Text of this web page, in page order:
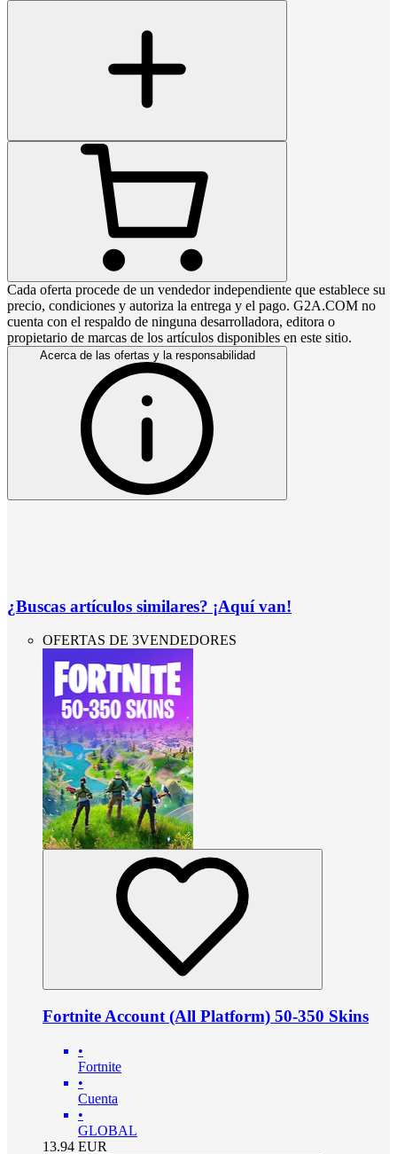
Cada oferta procede de un vendedor independiente que establece su
precio, condiciones y autoriza la entrega y el pago. G2A.COM no
cuenta con el respaldo de ninguna desarrolladora, editora o
propietario de marcas de los artículos disponibles en este sitio.
Acerca de las ofertas y la responsabilidad
¿Buscas artículos similares? ¡Aquí van!
OFERTAS DE 3VENDEDORES
Fortnite Account (All Platform) 50-350 Skins
•
Fortnite
•
Cuenta
•
GLOBAL
13.94 EUR